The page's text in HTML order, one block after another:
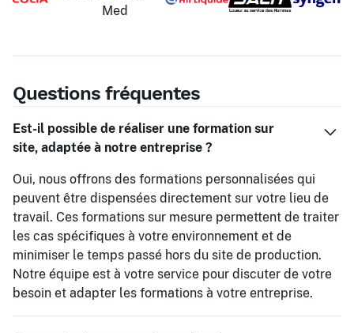
Questions fréquentes
Est-il possible de réaliser une formation sur
site, adaptée à notre entreprise ?
Oui, nous offrons des formations personnalisées qui
peuvent être dispensées directement sur votre lieu de
travail. Ces formations sur mesure permettent de traiter
les cas spécifiques à votre environnement et de
minimiser le temps passé hors du site de production.
Notre équipe est à votre service pour discuter de votre
besoin et adapter les formations à votre entreprise.